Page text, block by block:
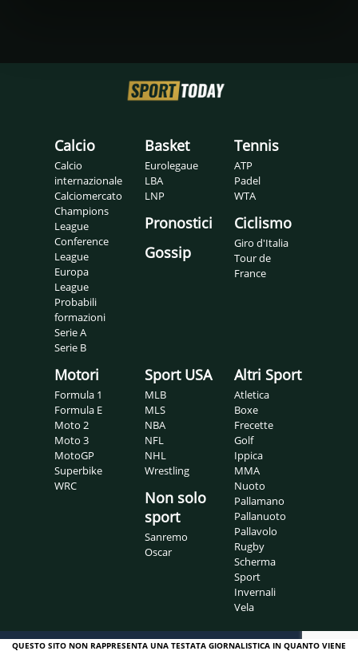
Calcio
Calcio
internazionale
Calciomercato
Champions
League
Conference
League
Europa
League
Probabili
formazioni
Serie A
Serie B
Basket
Eurolegaue
LBA
LNP
Pronostici
Gossip
Tennis
ATP
Padel
WTA
Ciclismo
Giro d'Italia
Tour de
France
Motori
Formula 1
Formula E
Moto 2
Moto 3
MotoGP
Superbike
WRC
Sport USA
MLB
MLS
NBA
NFL
NHL
Wrestling
Non solo
sport
Sanremo
Oscar
Altri Sport
Atletica
Boxe
Frecette
Golf
Ippica
MMA
Nuoto
Pallamano
Pallanuoto
Pallavolo
Rugby
Scherma
Sport
Invernali
Vela
QUESTO SITO NON RAPPRESENTA UNA TESTATA GIORNALISTICA IN QUANTO VIENE